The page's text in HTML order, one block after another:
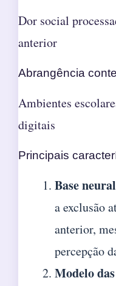
Dor social
anterior
Abrangência
Ambientes
digitais
Principais
Base
a exclusão
anterior,
percepção
Modelo